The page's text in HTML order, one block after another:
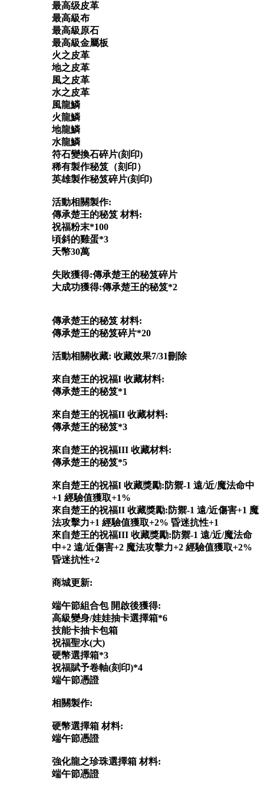
最高级皮革
最高級布
最高級原石
最高級金屬板
火之皮革
地之皮革
風之皮革
水之皮革
風龍鱗
火龍鱗
地龍鱗
水龍鱗
符石變換石碎片(刻印)
稀有製作秘笈（刻印）
英雄製作秘笈碎片(刻印)
活動相關製作:
傳承楚王的秘笈 材料:
祝福粉末*100
頃斜的雞蛋*3
天幣30萬
失敗獲得:傳承楚王的秘笈碎片
大成功獲得:傳承楚王的秘笈*2
傳承楚王的秘笈 材料:
傳承楚王的秘笈碎片*20
活動相關收藏: 收藏效果7/31刪除
來自楚王的祝福I 收藏材料:
傳承楚王的秘笈*1
來自楚王的祝福II 收藏材料:
傳承楚王的秘笈*3
來自楚王的祝福III 收藏材料:
傳承楚王的秘笈*5
來自楚王的祝福I 收藏獎勵:防禦-1 遠/近/魔法命中
+1 經驗值獲取+1%
來自楚王的祝福II 收藏獎勵:防禦-1 遠/近傷害+1 魔
法攻擊力+1 經驗值獲取+2% 昏迷抗性+1
來自楚王的祝福III 收藏獎勵:防禦-1 遠/近/魔法命
中+2 遠/近傷害+2 魔法攻擊力+2 經驗值獲取+2%
昏迷抗性+2
商城更新:
端午節組合包 開啟後獲得:
高級變身/娃娃抽卡選擇箱*6
技能卡抽卡包箱
祝福聖水(大)
硬幣選擇箱*3
祝福賦予卷軸(刻印)*4
端午節憑證
相關製作:
硬幣選擇箱 材料:
端午節憑證
強化龍之珍珠選擇箱 材料:
端午節憑證